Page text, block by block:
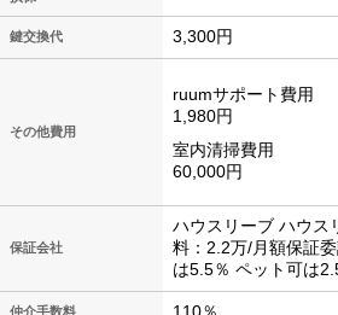
鍵交換代 3,300円
その他費用
ruumサポート費用
1,980円
室内清掃費用
60,000円
保証会社
ハウスリーブ ハウス
料：2.2万/月額保証
は5.5％ ペット可は
仲介手数料